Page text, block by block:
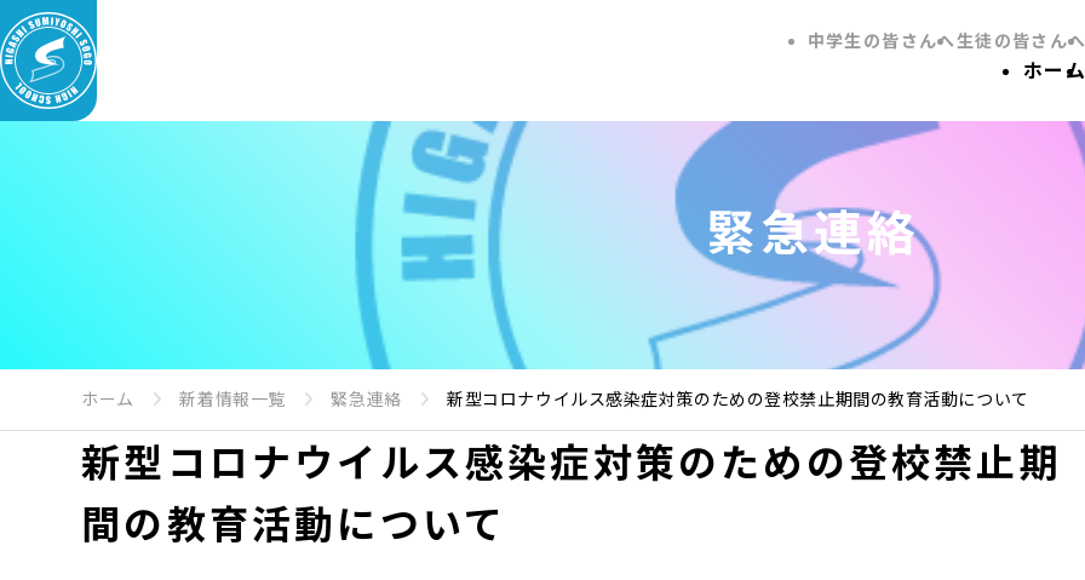
中学生の皆さんへ生徒の皆さんへ
ホーム
緊急連絡
ホーム 新着情報一覧 緊急連絡 新型コロナウイルス感染症対策のための登校禁止期間の教育活動について
新型コロナウイルス感染症対策のための登校禁止期
間の教育活動について